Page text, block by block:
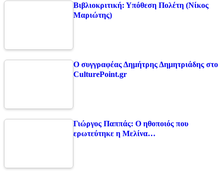
Βιβλιοκριτική: Υπόθεση Πολέτη (Νίκος
Μαριώτης)
Ο συγγραφέας Δημήτρης Δημητριάδης στο
CulturePoint.gr
Γιώργος Παππάς: Ο ηθοποιός που
ερωτεύτηκε η Μελίνα…